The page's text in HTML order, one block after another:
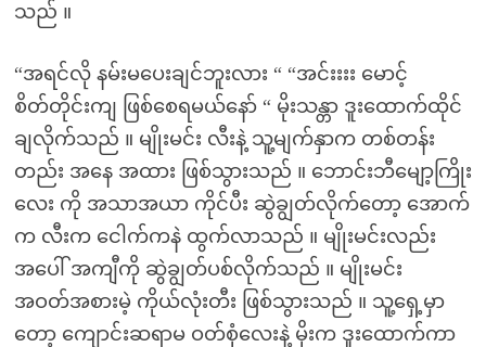
သည် ။
“အရင်လို နမ်းမပေးချင်ဘူးလား “ “အင်းးးး မောင့်
စိတ်တိုင်းကျ ဖြစ်စေရမယ်နော် “ မိုးသန္တာ ဒူးထောက်ထိုင်
ချလိုက်သည် ။ မျိုးမင်း လီးနဲ့ သူ့မျက်နှာက တစ်တန်း
တည်း အနေ အထား ဖြစ်သွားသည် ။ ဘောင်းဘီမျော့ကြိုး
လေး ကို အသာအယာ ကိုင်ပီး ဆွဲချွတ်လိုက်တော့ အောက်
က လီးက ငေါက်ကနဲ ထွက်လာသည် ။ မျိုးမင်းလည်း
အပေါ် အကျီကို ဆွဲချွတ်ပစ်လိုက်သည် ။ မျိုးမင်း
အဝတ်အစားမဲ့ ကိုယ်လုံးတီး ဖြစ်သွားသည် ။ သူ့ရှေ့မှာ
တော့ ကျောင်းဆရာမ ဝတ်စုံလေးနဲ့ မိုးက ဒူးထောက်ကာ